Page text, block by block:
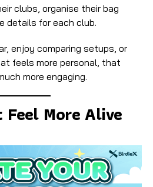
clubs, organise their bag
details for each club.
enjoy comparing setups, or
feels more personal, that
more engaging.
More Alive